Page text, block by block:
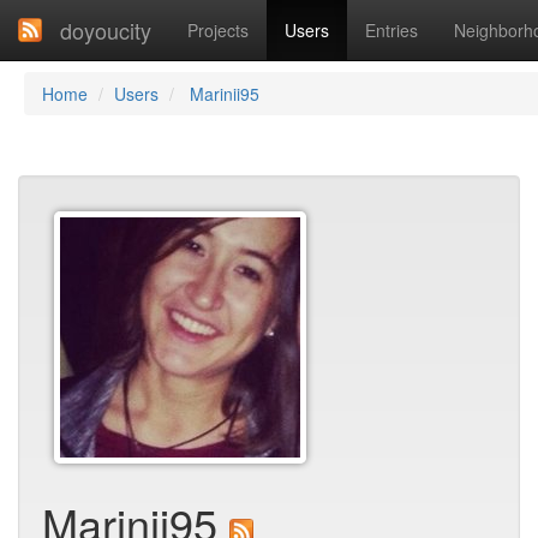
doyoucity Projects Users Entries
Home Users Marinii95
Marinii95